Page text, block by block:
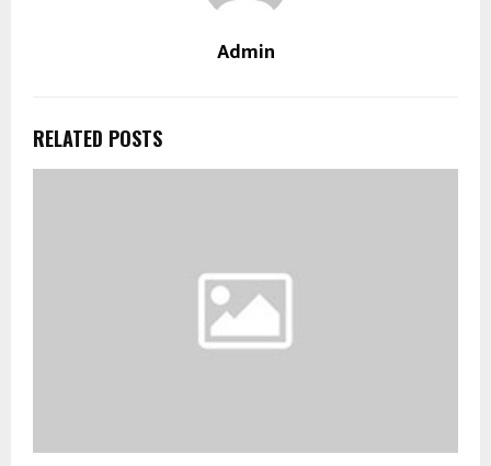
Admin
RELATED POSTS